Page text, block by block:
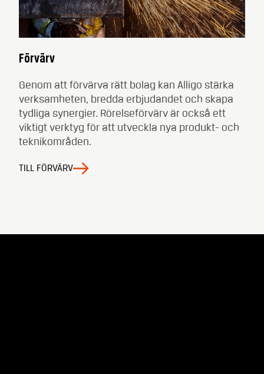
Förvärv
Genom att förvärva rätt bolag kan Alligo stärka
verksamheten, bredda erbjudandet och skapa
tydliga synergier. Rörelseförvärv är också ett
viktigt verktyg för att utveckla nya produkt- och
teknikområden.
TILL FÖRVÄRV